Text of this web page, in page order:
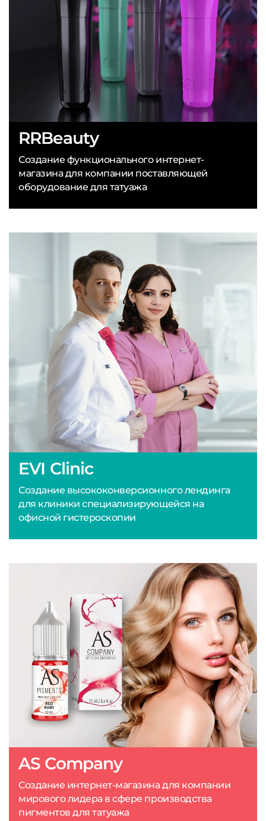
RRBeauty
Создание функционального интернет-
магазина для компании поставляющей
оборудование для татуажа
AS Company
Создание интернет-магазина для компании
мирового лидера в сфере производства
пигментов для татуажа
EVI Clinic
Создание высококонверсионного лендинга
для клиники специализирующейся на
офисной гистероскопии